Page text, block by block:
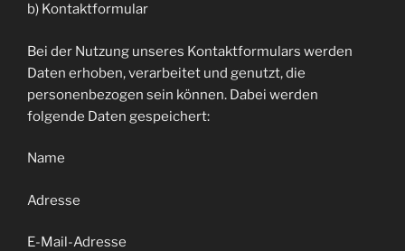
b) Kontaktformular
Bei der Nutzung unseres Kontaktformulars werden
Daten erhoben, verarbeitet und genutzt, die
personenbezogen sein können. Dabei werden
folgende Daten gespeichert:
Name
Adresse
E-Mail-Adresse